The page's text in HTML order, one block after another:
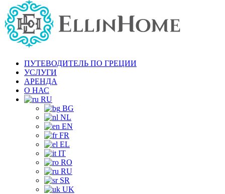
ПУТЕВОДИТЕЛЬ ПО ГРЕЦИИ
УСЛУГИ
АРЕНДА
О НАС
RU
BG
NL
EN
FR
EL
IT
RO
RU
SR
UK